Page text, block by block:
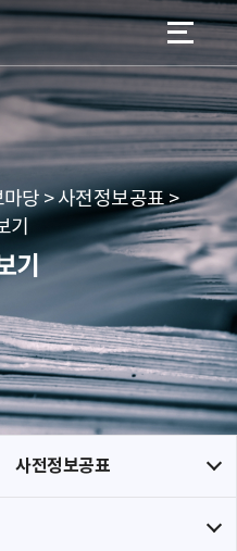
가기
가기
당 > 사전정보공표 >
기
기
사전정보공표